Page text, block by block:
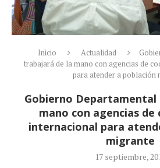
Inicio Actualidad
trabajará de la mano con agencias de
para atender a población
Gobierno
mano con agencias de
internacional para
migrante
17 septiembre,